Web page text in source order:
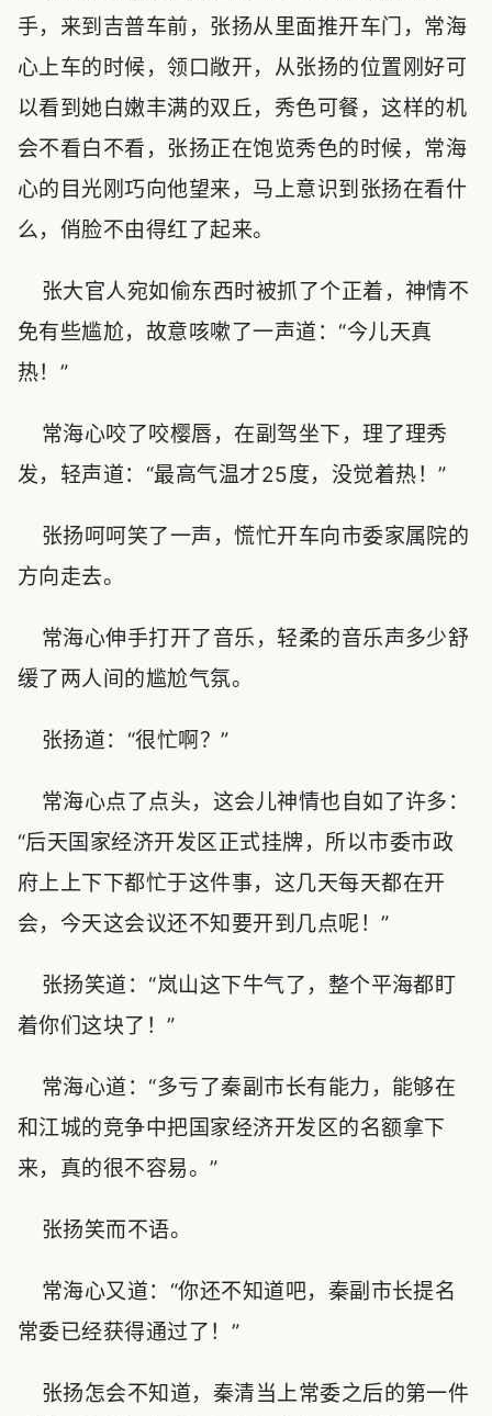
手，来到吉普车前，张扬从里面推开车门，常海
心上车的时候，领口敞开，从张扬的位置刚好可
以看到她白嫩丰满的双丘，秀色可餐，这样的机
会不看白不看，张扬正在饱览秀色的时候，常海
心的目光刚巧向他望来，马上意识到张扬在看什
么，俏脸不由得红了起来。
张大官人宛如偷东西时被抓了个正着，神情不
免有些尴尬，故意咳嗽了一声道：“今儿天真
热！”
常海心咬了咬樱唇，在副驾坐下，理了理秀
发，轻声道：“最高气温才25度，没觉着热！”
张扬呵呵笑了一声，慌忙开车向市委家属院的
方向走去。
常海心伸手打开了音乐，轻柔的音乐声多少舒
缓了两人间的尴尬气氛。
张扬道：“很忙啊？”
常海心点了点头，这会儿神情也自如了许多：
“后天国家经济开发区正式挂牌，所以市委市政
府上上下下都忙于这件事，这几天每天都在开
会，今天这会议还不知要开到几点呢！”
张扬笑道：“岚山这下牛气了，整个平海都盯
着你们这块了！”
常海心道：“多亏了秦副市长有能力，能够在
和江城的竞争中把国家经济开发区的名额拿下
来，真的很不容易。”
张扬笑而不语。
常海心又道：“你还不知道吧，秦副市长提名
常委已经获得通过了！”
张扬怎会不知道，秦清当上常委之后的第一件